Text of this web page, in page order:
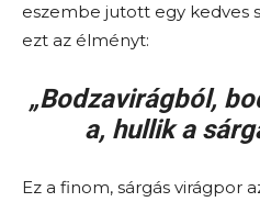
eszembe jutott egy kedves
ezt az élményt:
„Bodzavirágból,
a, hullik a
Ez a finom, sárgás virágpor